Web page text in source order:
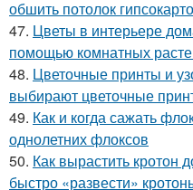
обшить потолок
47. Цветы в интерьере
помощью комнатных
48. Цветочные принты и
выбирают цветочные
49. Как и когда сажать
однолетних флоксов
50. Как вырастить кротон
быстро «развести»